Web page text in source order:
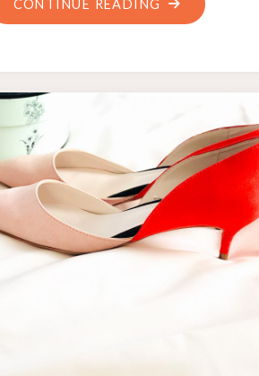
CONTINUE READING